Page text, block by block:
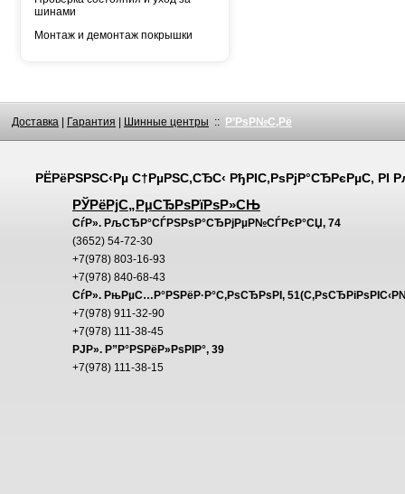
шинами
Монтаж и демонтаж покрышки
Доставка Гарантия Шинные центры :: Р’РѕР№С‚Рё
РЁРёРЅРЅС‹Рµ С†РµРЅС‚СЂС‹ РђРІС‚РѕРјР°СЂРєРµС‚ РІ
РЎРёРјС„РµСЂРѕРїРѕР»СЊ
СѓР». РљСЂР°СЃРЅРѕР°СЂРјРµР№СЃРєР°СЏ, 74
(3652) 54-72-30
+7(978) 803-16-93
+7(978) 840-68-43
СѓР». РњРµС…Р°РЅРёР·Р°С‚РѕСЂРѕРІ,
+7(978) 911-32-90
+7(978) 111-38-45
РЈР». Р”Р°РЅРёР»РѕРІР°, 39
+7(978) 111-38-15